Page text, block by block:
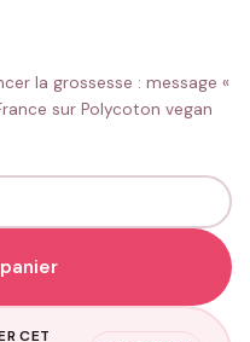
la grossesse : message «
sur Polycoton vegan
grossesse - Petit humain en
CET